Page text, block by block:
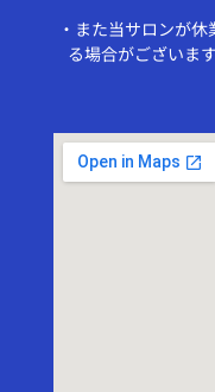
・また当サロンが
る場合がございま